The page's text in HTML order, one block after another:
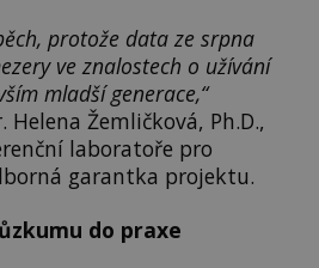
protože data ze srpna
ve znalostech o užívání
mladší generace,“
Žemličková, Ph.D.,
laboratoře pro
garantka projektu.
do praxe